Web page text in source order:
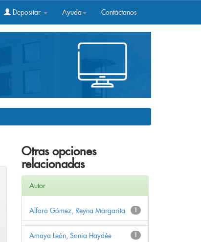
Depositar Ayuda Contáctanos
Otras opciones
relacionadas
Autor
1
Alfaro Gómez, Reyna Margarita
1
Amaya León, Sonia Haydée